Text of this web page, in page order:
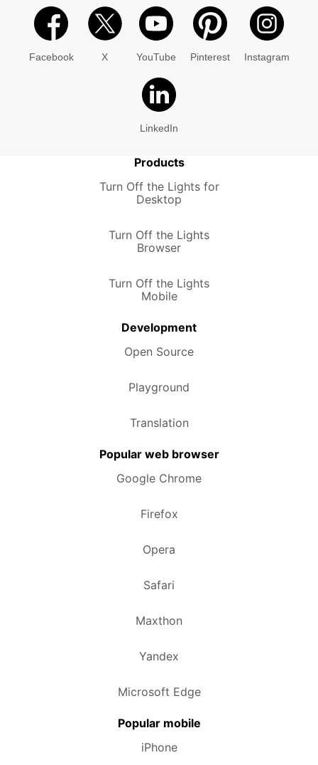
Facebook X YouTube Pinterest Instagram
LinkedIn
Products
Turn Off the Lights for
Desktop
Turn Off the Lights
Browser
Turn Off the Lights
Mobile
Development
Open Source
Playground
Translation
Popular web browser
Google Chrome
Firefox
Opera
Safari
Maxthon
Yandex
Microsoft Edge
Popular mobile
iPhone